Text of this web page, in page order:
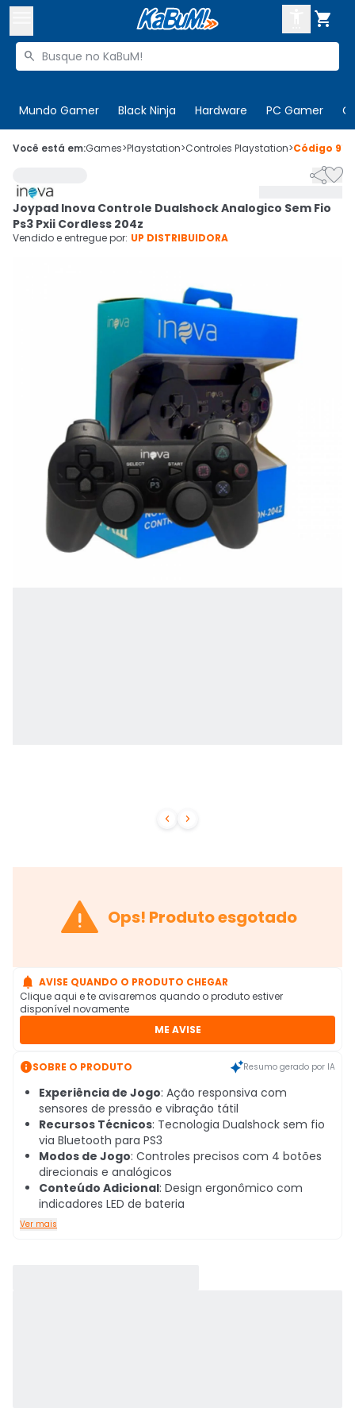

Buscar produtos

Mundo Gamer Black Ninja Hardware PC Gamer
 Olá. Acesse sua conta
 Cupons
CADASTRE-SE
Você está em:Games>Playstation>Controles Playstation>Código
 

Joypad Inova Controle Dualshock Analogico Sem Fio
Ps3 Pxii Cordless 204z
Vendido e entregue por: UP DISTRIBUIDORA
 Ops! Produto esgotado
 AVISE QUANDO O PRODUTO CHEGAR
Clique aqui e te avisaremos quando o produto estiver
disponível novamente
ME AVISE
SOBRE O PRODUTO Resumo gerado por IA
Experiência de Jogo: Ação responsiva com
sensores de pressão e vibração tátil
Recursos Técnicos: Tecnologia Dualshock sem fio
via Bluetooth para PS3
Modos de Jogo: Controles precisos com 4 botões
direcionais e analógicos
Conteúdo Adicional: Design ergonômico com
indicadores LED de bateria
Ver mais